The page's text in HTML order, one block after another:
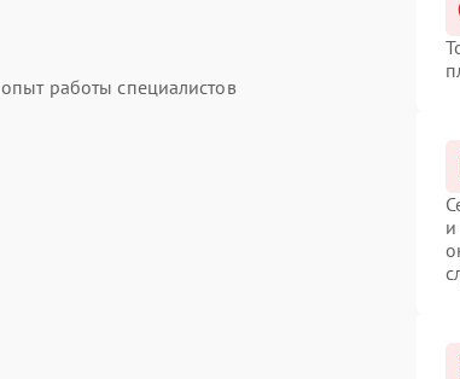
работы специалистов